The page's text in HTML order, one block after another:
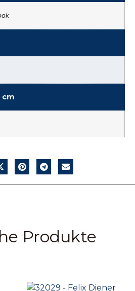
cm
Produkte